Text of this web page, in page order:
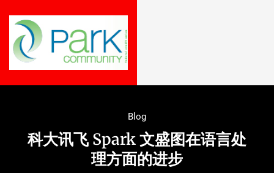
Blog
科大讯飞 Spark 文盛图在语言处
理方面的进步